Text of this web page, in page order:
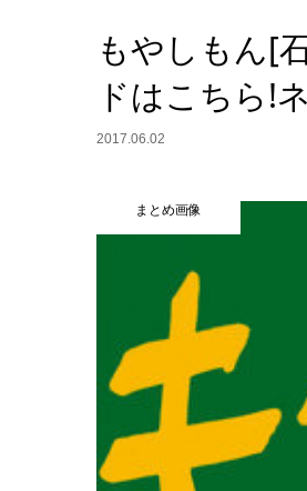
もやしもん[
ドはこちら!
2017.06.02
まとめ画像